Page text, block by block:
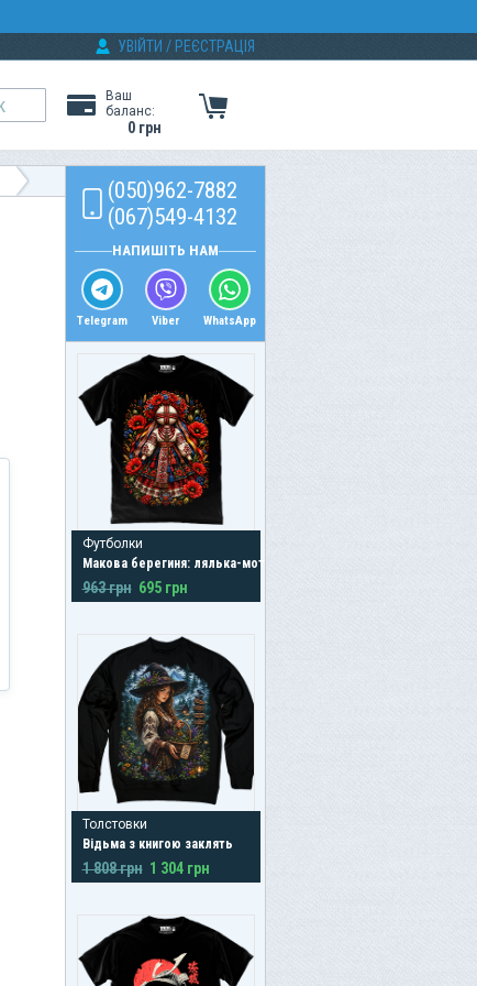
УВІЙТИ / РЕЄСТРАЦІЯ
Ваш
баланс:
0 грн
(050)962-7882
(067)549-4132
НАПИШІТЬ НАМ
Telegram Viber WhatsApp
Футболки
Макова берегиня: лялька-мотанка
963 грн 695 грн
Толстовки
Відьма з книгою заклять
1 808 грн 1 304 грн